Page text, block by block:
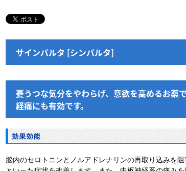
サインバルタ [シンバルタ]
憂うつな気分をやわらげ、意欲を高めるお薬
経痛にも有効です。
脳内のセロトニンとノルアドレナリンの再取り込みを